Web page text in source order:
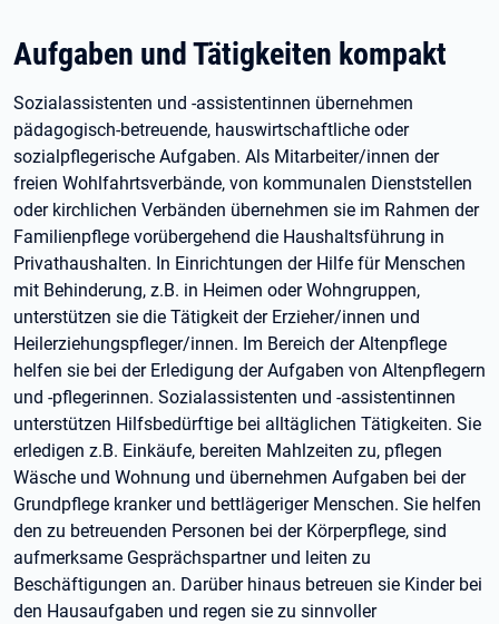
Aufgaben und Tätigkeiten kompakt
Sozialassistenten und -assistentinnen übernehmen
pädagogisch-betreuende, hauswirtschaftliche oder
sozialpflegerische Aufgaben. Als Mitarbeiter/innen der
freien Wohlfahrtsverbände, von kommunalen Dienststellen
oder kirchlichen Verbänden übernehmen sie im Rahmen der
Familienpflege vorübergehend die Haushaltsführung in
Privathaushalten. In Einrichtungen der Hilfe für Menschen
mit Behinderung, z.B. in Heimen oder Wohngruppen,
unterstützen sie die Tätigkeit der Erzieher/innen und
Heilerziehungspfleger/innen. Im Bereich der Altenpflege
helfen sie bei der Erledigung der Aufgaben von Altenpflegern
und -pflegerinnen. Sozialassistenten und -assistentinnen
unterstützen Hilfsbedürftige bei alltäglichen Tätigkeiten. Sie
erledigen z.B. Einkäufe, bereiten Mahlzeiten zu, pflegen
Wäsche und Wohnung und übernehmen Aufgaben bei der
Grundpflege kranker und bettlägeriger Menschen. Sie helfen
den zu betreuenden Personen bei der Körperpflege, sind
aufmerksame Gesprächspartner und leiten zu
Beschäftigungen an. Darüber hinaus betreuen sie Kinder bei
den Hausaufgaben und regen sie zu sinnvoller